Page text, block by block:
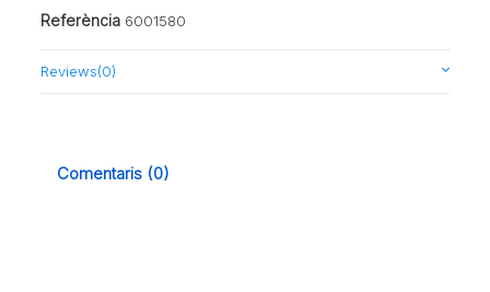
Referència 6001580
Reviews(0)
Comentaris (0)